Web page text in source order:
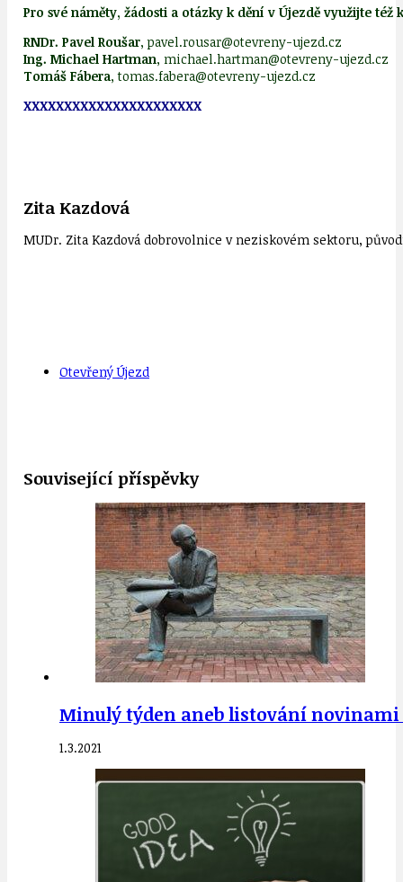
Pro své náměty, žádosti a otázky k dění v Újezdě využijte též
RNDr. Pavel Roušar, pavel.rousar@otevreny-ujezd.cz
Ing. Michael Hartman, michael.hartman@otevreny-ujezd.cz
Tomáš Fábera, tomas.fabera@otevreny-ujezd.cz
XXXXXXXXXXXXXXXXXXXXXX
Zita Kazdová
MUDr. Zita Kazdová dobrovolnice v neziskovém sektoru,
Otevřený Újezd
Související příspěvky
Minulý týden aneb listování novinami
1.3.2021